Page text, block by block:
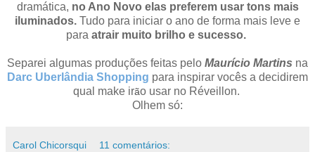
dramática, no Ano Novo elas preferem usar tons mais
iluminados. Tudo para iniciar o ano de forma mais leve e
para atrair muito brilho e sucesso.
Separei algumas produções feitas pelo Maurício Martins na
Darc Uberlândia Shopping para inspirar vocês a decidirem
qual make irão usar no Réveillon.
Olhem só:
Carol Chicorsqui 11 comentários: